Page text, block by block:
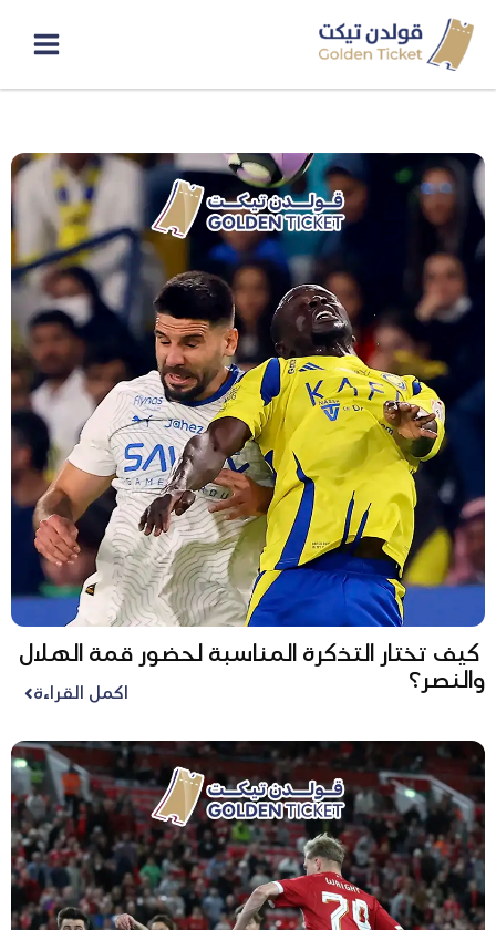
كيف تختار التذكرة المناسبة لحضور قمة الهلال
والنصر؟
اكمل القراءة